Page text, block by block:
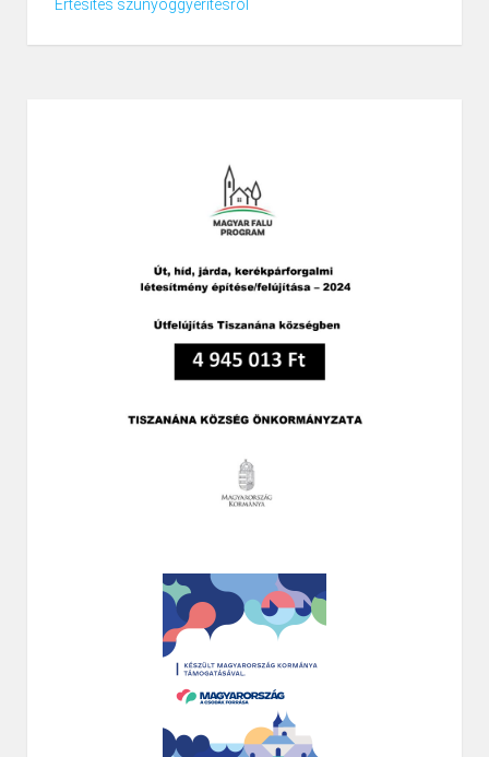
Értesítés szúnyoggyérítésről